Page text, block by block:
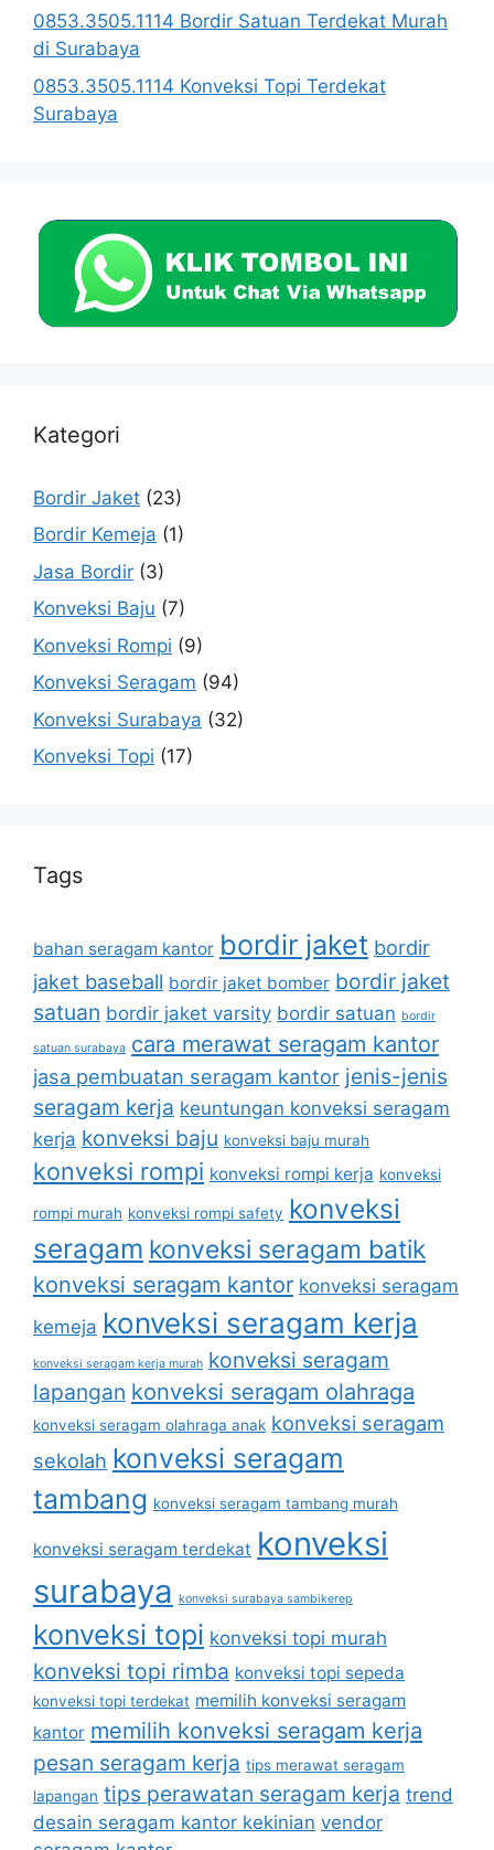
0853.3505.1114 Bordir Satuan Terdekat Murah
di Surabaya
0853.3505.1114 Konveksi Topi Terdekat
Surabaya
Kategori
Bordir Jaket (23)
Bordir Kemeja (1)
Jasa Bordir (3)
Konveksi Baju (7)
Konveksi Rompi (9)
Konveksi Seragam (94)
Konveksi Surabaya (32)
Konveksi Topi (17)
Tags
bahan seragam kantor bordir jaket bordir
jaket baseball bordir jaket bomber bordir jaket
satuan bordir jaket varsity bordir satuan bordir
satuan surabaya cara merawat seragam kantor
jasa pembuatan seragam kantor jenis-jenis
seragam kerja keuntungan konveksi seragam
kerja konveksi baju konveksi baju murah
konveksi rompi konveksi rompi kerja konveksi
rompi murah konveksi rompi safety konveksi
seragam konveksi seragam batik
konveksi seragam kantor konveksi seragam
kemeja konveksi seragam kerja
konveksi seragam kerja murah konveksi seragam
lapangan konveksi seragam olahraga
konveksi seragam olahraga anak konveksi seragam
sekolah konveksi seragam
tambang konveksi seragam tambang murah
konveksi seragam terdekat konveksi
surabaya
konveksi surabaya sambikerep
konveksi topi konveksi topi murah
konveksi topi rimba konveksi topi sepeda
konveksi topi terdekat memilih konveksi seragam
kantor memilih konveksi seragam kerja
pesan seragam kerja tips merawat seragam
lapangan tips perawatan seragam kerja trend
desain seragam kantor kekinian vendor